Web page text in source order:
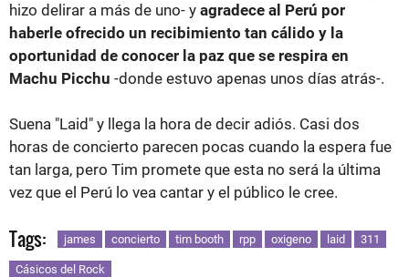
hizo delirar a más de uno- y agradece al Perú por
haberle ofrecido un recibimiento tan cálido y la
oportunidad de conocer la paz que se respira en
Machu Picchu -donde estuvo apenas unos días atrás-.
Suena "Laid" y llega la hora de decir adiós. Casi dos
horas de concierto parecen pocas cuando la espera fue
tan larga, pero Tim promete que esta no será la última
vez que el Perú lo vea cantar y el público le cree.
Tags: james concierto tim booth rpp oxigeno laid 311
Cásicos del Rock